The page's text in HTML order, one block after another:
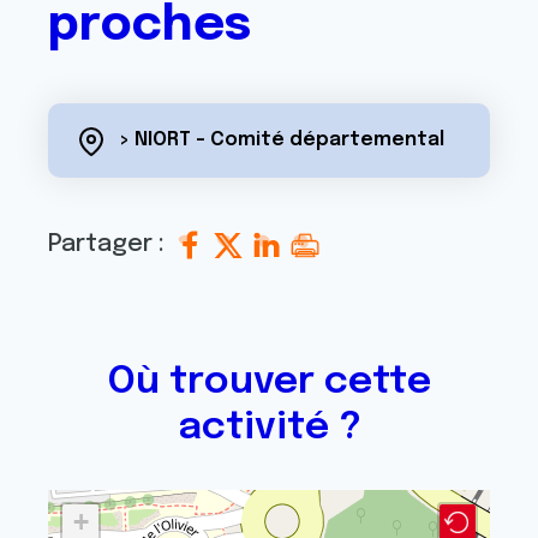
proches
> NIORT - Comité départemental
Partager :
Où trouver cette
activité ?
+